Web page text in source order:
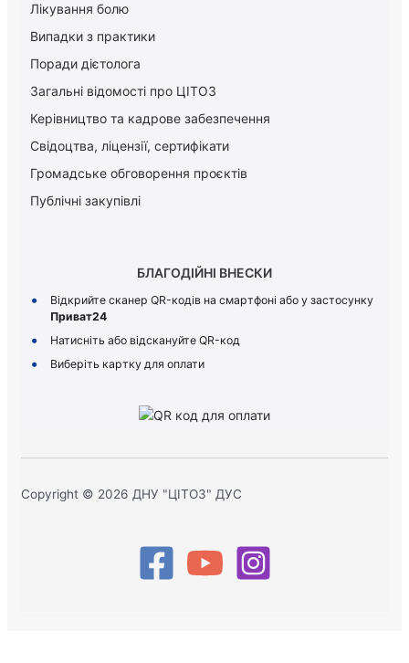
Лікування болю
Випадки з практики
Поради дієтолога
Загальні відомості про ЦІТОЗ
Керiвництво та кадрове забезпечення
Свідоцтва, ліцензії, сертифікати
Громадське обговорення проєктів
Публічні закупівлі
БЛАГОДІЙНІ ВНЕСКИ
Відкрийте сканер QR-кодів на смартфоні або у застосунку
Приват24
Натисніть або відскануйте QR-код
Виберіть картку для оплати
Copyright © 2026 ДНУ "ЦІТОЗ" ДУС